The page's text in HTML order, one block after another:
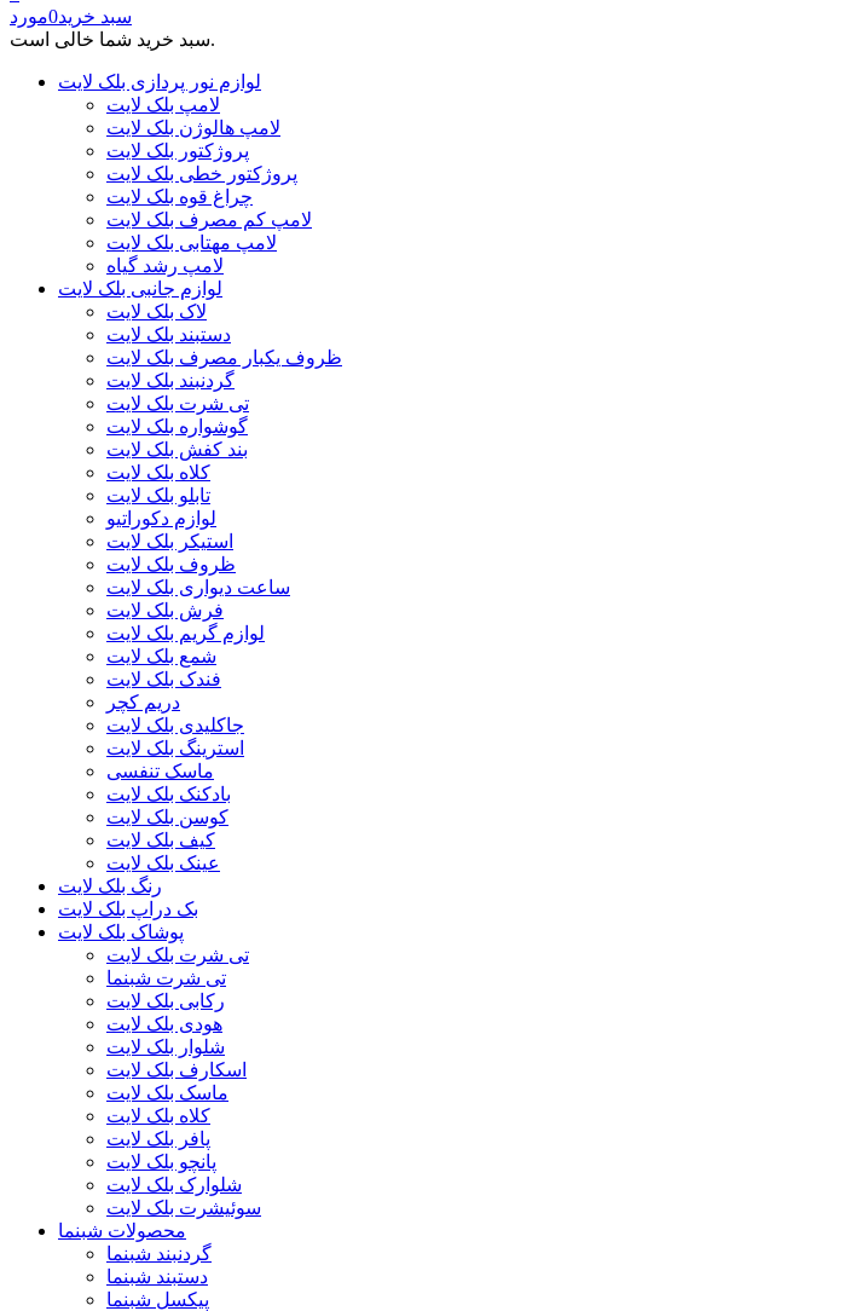
سبد خرید0مورد
سبد خرید شما خالی است.
لوازم نور پردازی بلک لایت
لامپ بلک لایت
لامپ هالوژن بلک لایت
پروژکتور بلک لایت
پروژکتور خطی بلک لایت
چراغ قوه بلک لایت
لامپ کم مصرف بلک لایت
لامپ مهتابی بلک لایت
لامپ رشد گیاه
لوازم جانبی بلک لایت
لاک بلک لایت
دستبند بلک لایت
ظروف یکبار مصرف بلک لایت
گردنبند بلک لایت
تی شرت بلک لایت
گوشواره بلک لایت
بند کفش بلک لایت
کلاه بلک لایت
تابلو بلک لایت
لوازم دکوراتیو
استیکر بلک لایت
ظروف بلک لایت
ساعت دیواری بلک لایت
فرش بلک لایت
لوازم گریم بلک لایت
شمع بلک لایت
فندک بلک لایت
دریم کچر
جاکلیدی بلک لایت
استرینگ بلک لایت
ماسک تنفسی
بادکنک بلک لایت
کوسن بلک لایت
کیف بلک لایت
عینک بلک لایت
رنگ بلک لایت
بک دراپ بلک لایت
پوشاک بلک لایت
تی شرت بلک لایت
تی شرت شبنما
رکابی بلک لایت
هودی بلک لایت
شلوار بلک لایت
اسکارف بلک لایت
ماسک بلک لایت
کلاه بلک لایت
پافر بلک لایت
پانچو بلک لایت
شلوارک بلک لایت
سوئیشرت بلک لایت
محصولات شبنما
گردنبند شبنما
دستبند شبنما
پیکسل شبنما